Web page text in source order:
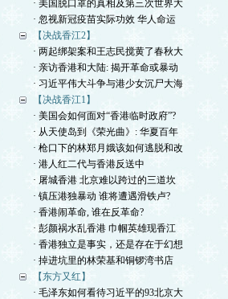
· 美国脱口罩的真相及第三次世界大
· 忽视新冠疫苗实际功效 华人命运
【决战香江2】
· 两起绑架案和王志民搅黄了春秋大
· 亲访香港和大陆: 揭开革命或暴动
· 习近平伟大斗争与港少女沉尸大海
【决战香江1】
· 美国会如何面对“香港临时政府”?
· 从天使岛到《荣光曲》: 华夏百年
· 枪口下的林郑月娥该如何逃脱和改
· 港人红二代与香港反送中
· 屠城香港 北京难以跨过的三道坎
· 镇压港独暴动 谁将遭遇滑铁卢?
· 香港闹革命, 谁在反革命?
· 彭颜祸水乱香港 巾帼英雄现香江
· 香港独立是事实，还是存在于幻想
· 掉进坑里的林荣基和铜锣湾书店
【东方又红】
· 毛泽东如何看待习近平的93北京大